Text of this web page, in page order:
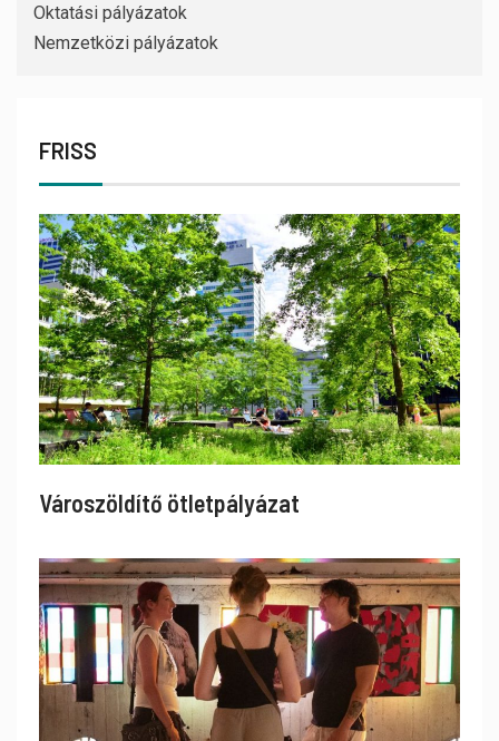
Oktatási pályázatok
Nemzetközi pályázatok
FRISS
Városzöldítő ötletpályázat